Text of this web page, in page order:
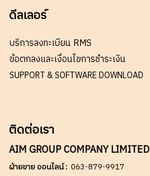
ดีลเลอร์
บริการลงทะเบียน RMS
ข้อตกลงและเงื่อนไขการชำระเงิน
SUPPORT & SOFTWARE DOWNLOAD
ติดต่อเรา
AIM GROUP COMPANY LIMITED
ฝ่ายขาย ออนไลน์ : 063-879-9917